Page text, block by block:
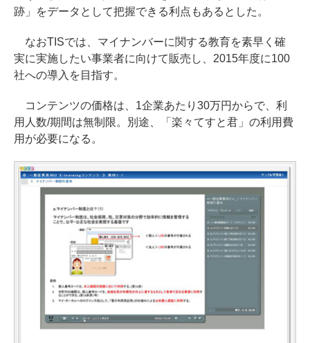
跡」をデータとして把握できる利点もあるとした。
なおTISでは、マイナンバーに関する教育を素早く確
実に実施したい事業者に向けて販売し、2015年度に100
社への導入を目指す。
コンテンツの価格は、1企業あたり30万円からで、利
用人数/期間は無制限。別途、「楽々てすと君」の利用費
用が必要になる。